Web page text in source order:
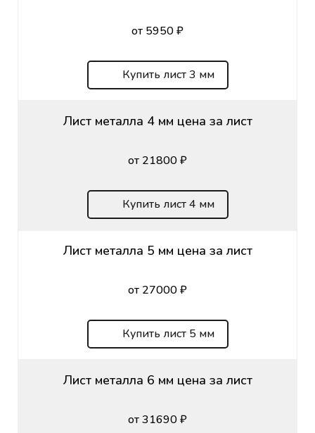
от 5950 ₽
Купить лист 3 мм
Лист металла 4 мм цена за лист
от 21800 ₽
Купить лист 4 мм
Лист металла 5 мм цена за лист
от 27000 ₽
Купить лист 5 мм
Лист металла 6 мм цена за лист
от 31690 ₽